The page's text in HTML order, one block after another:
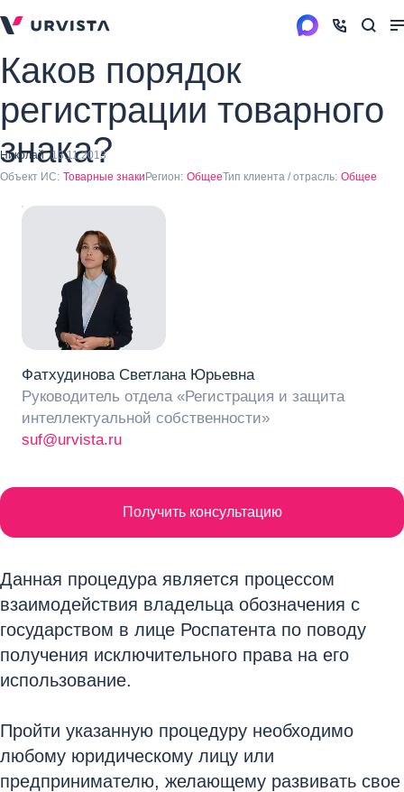
Каков порядок
регистрации товарного
знака?
Николай
13.11.2013
Объект ИС: Товарные знаки Регион: ОбщееТип клиента / отрасль: Общее
Фатхудинова Светлана Юрьевна
Руководитель отдела «Регистрация и защита
интеллектуальной собственности»
suf@urvista.ru
Получить консультацию
Данная процедура является процессом
взаимодействия владельца обозначения с
государством в лице Роспатента по поводу
получения исключительного права на его
использование.
Пройти указанную процедуру необходимо
любому юридическому лицу или
предпринимателю, желающему развивать свое